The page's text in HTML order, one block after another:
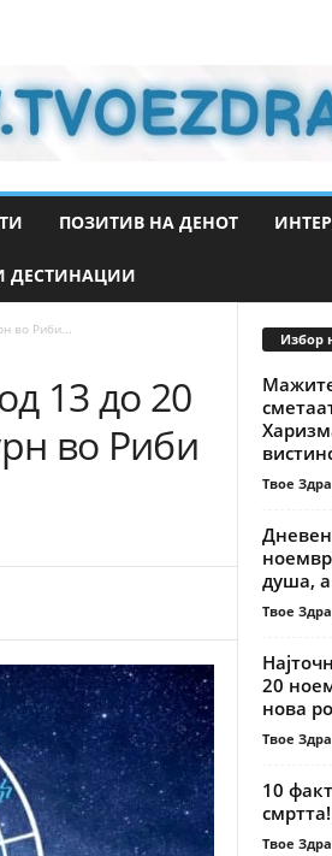
ПОЗИТИВ НА ДЕНОТ
ДЕСТИНАЦИИ
во Риби...
13 до 20
во Риби
Избор
Твое
Дневен
душа,
Твое
20
нова
Твое
10
Твое